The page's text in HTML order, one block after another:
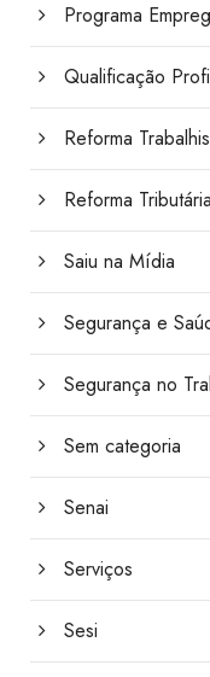
Programa
Qualificação
Reforma
Reforma Tributária
Saiu na Mídia
Segurança e
Segurança no
Sem categoria
Senai
Serviços
Sesi